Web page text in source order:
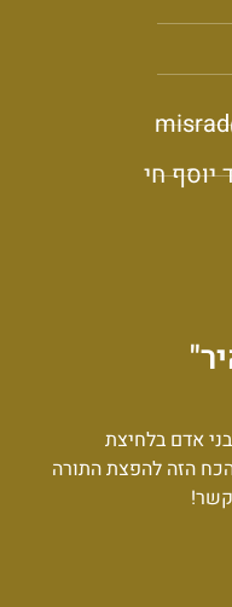
יוסף חי
אדם בלחיצת
הזה להפצת התורה
קשר!